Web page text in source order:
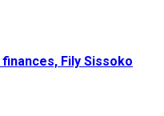
Fily Sissoko